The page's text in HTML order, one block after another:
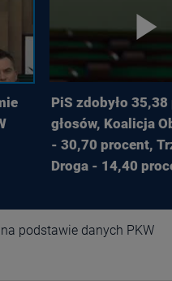
PiS zdobyło
głosów, Koalicja
- 30,70 procent,
Droga - 14,40
podstawie danych PKW